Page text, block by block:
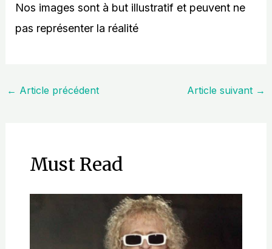
Nos images sont à but illustratif et peuvent ne
pas représenter la réalité
← Article précédent Article suivant →
Must Read